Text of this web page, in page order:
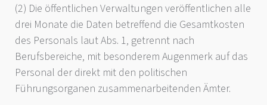
(2) Die öffentlichen Verwaltungen veröffentlichen alle
drei Monate die Daten betreffend die Gesamtkosten
des Personals laut Abs. 1, getrennt nach
Berufsbereiche, mit besonderem Augenmerk auf das
Personal der direkt mit den politischen
Führungsorganen zusammenarbeitenden Ämter.